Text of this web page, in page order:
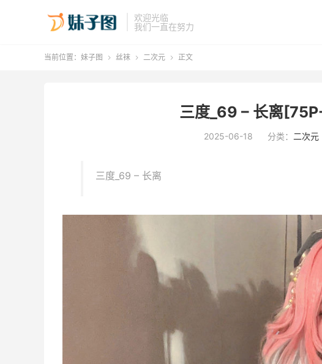
欢迎光临
我们一直在努力
当前位置： 妹子图  丝袜  二次元  正文
三度_69 – 长离
2025-06-18 分类： 二次元
三度_69 – 长离